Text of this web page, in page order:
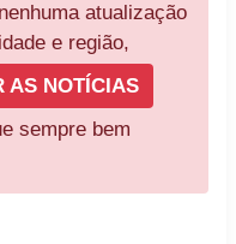
atualização
e região,
AS NOTÍCIAS
sempre bem